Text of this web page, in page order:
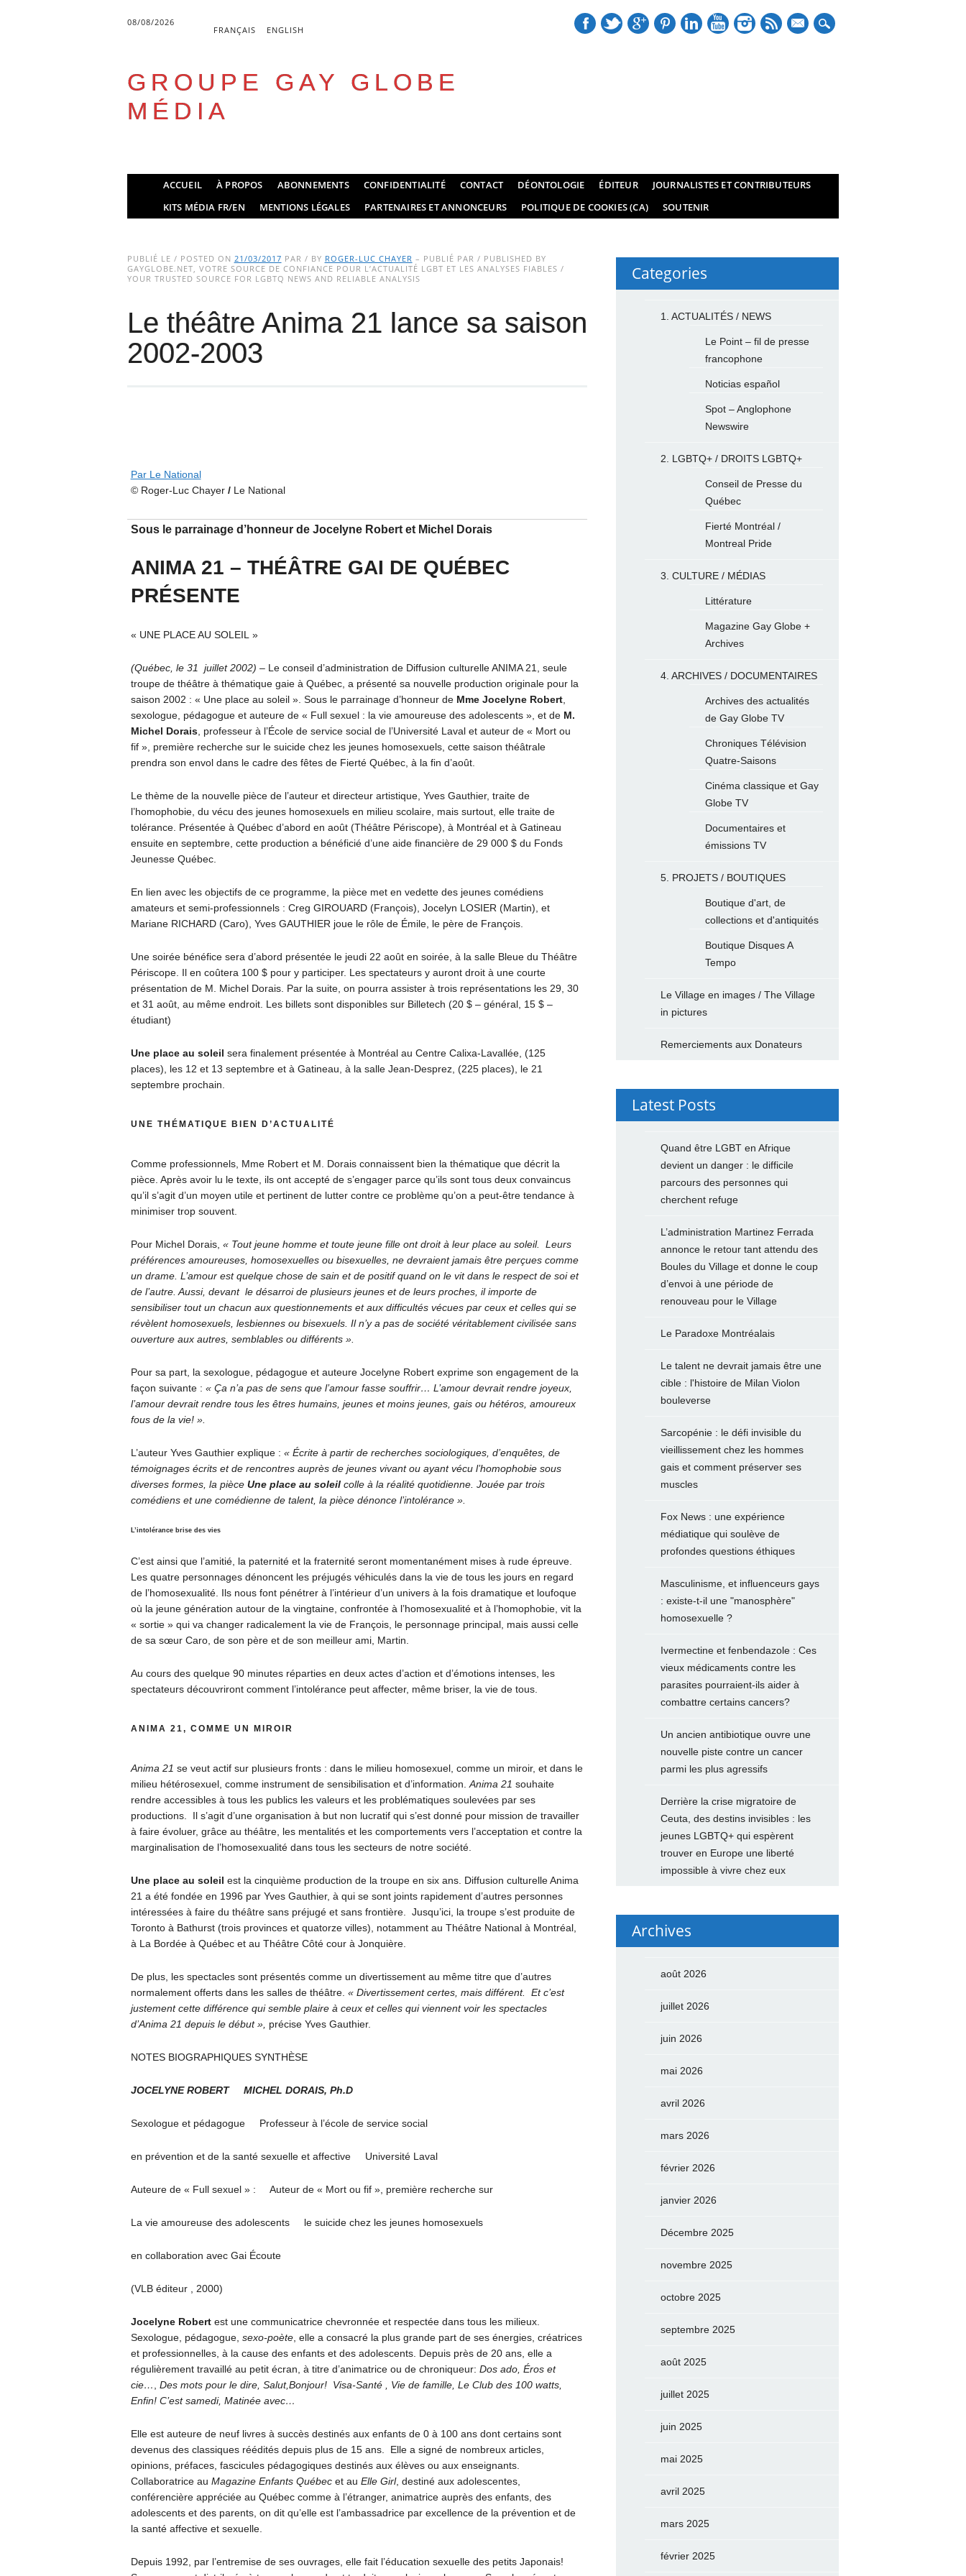
08/08/2026
FRANÇAIS ENGLISH
mail
GROUPE GAY GLOBE
MÉDIA
Main menu
ACCUEIL À PROPOS ABONNEMENTS CONFIDENTIALITÉ CONTACT DÉONTOLOGIE ÉDITEUR
JOURNALISTES ET CONTRIBUTEURS
KITS MÉDIA FR/EN
MENTIONS LÉGALES PARTENAIRES ET ANNONCEURS POLITIQUE DE COOKIES (CA) SOUTENIR
PUBLIÉ LE / POSTED ON 21/03/2017 PAR / BY ROGER-LUC CHAYER – PUBLIÉ PAR / PUBLISHED BY
GAYGLOBE.NET, VOTRE SOURCE DE CONFIANCE POUR L’ACTUALITÉ LGBT ET LES ANALYSES FIABLES /
YOUR TRUSTED SOURCE FOR LGBTQ NEWS AND RELIABLE ANALYSIS
Le théâtre Anima 21 lance sa saison
2002-2003
Par Le National
© Roger-Luc Chayer/Le National
Sous le parrainage d’honneur de Jocelyne Robert et Michel Dorais
ANIMA 21 – THÉÂTRE GAI DE QUÉBEC
PRÉSENTE
« UNE PLACE AU SOLEIL »
(Québec, le 31 juillet 2002) – Le conseil d’administration de Diffusion culturelle ANIMA 21, seule
troupe de théâtre à thématique gaie à Québec, a présenté sa nouvelle production originale pour la
saison 2002 : « Une place au soleil ». Sous le parrainage d’honneur de Mme Jocelyne Robert,
sexologue, pédagogue et auteure de « Full sexuel : la vie amoureuse des adolescents », et de M.
Michel Dorais, professeur à l’École de service social de l’Université Laval et auteur de « Mort ou
fif », première recherche sur le suicide chez les jeunes homosexuels, cette saison théâtrale
prendra son envol dans le cadre des fêtes de Fierté Québec, à la fin d’août.
Le thème de la nouvelle pièce de l’auteur et directeur artistique, Yves Gauthier, traite de
l’homophobie, du vécu des jeunes homosexuels en milieu scolaire, mais surtout, elle traite de
tolérance. Présentée à Québec d’abord en août (Théâtre Périscope), à Montréal et à Gatineau
ensuite en septembre, cette production a bénéficié d’une aide financière de 29 000 $ du Fonds
Jeunesse Québec.
En lien avec les objectifs de ce programme, la pièce met en vedette des jeunes comédiens
amateurs et semi-professionnels : Creg GIROUARD (François), Jocelyn LOSIER (Martin), et
Mariane RICHARD (Caro), Yves GAUTHIER joue le rôle de Émile, le père de François.
Une soirée bénéfice sera d’abord présentée le jeudi 22 août en soirée, à la salle Bleue du Théâtre
Périscope. Il en coûtera 100 $ pour y participer. Les spectateurs y auront droit à une courte
présentation de M. Michel Dorais. Par la suite, on pourra assister à trois représentations les 29, 30
et 31 août, au même endroit. Les billets sont disponibles sur Billetech (20 $ – général, 15 $ –
étudiant)
Une place au soleil sera finalement présentée à Montréal au Centre Calixa-Lavallée, (125
places), les 12 et 13 septembre et à Gatineau, à la salle Jean-Desprez, (225 places), le 21
septembre prochain.
UNE THÉMATIQUE BIEN D’ACTUALITÉ
Comme professionnels, Mme Robert et M. Dorais connaissent bien la thématique que décrit la
pièce. Après avoir lu le texte, ils ont accepté de s’engager parce qu’ils sont tous deux convaincus
qu’il s’agit d’un moyen utile et pertinent de lutter contre ce problème qu’on a peut-être tendance à
minimiser trop souvent.
Pour Michel Dorais, « Tout jeune homme et toute jeune fille ont droit à leur place au soleil. Leurs
préférences amoureuses, homosexuelles ou bisexuelles, ne devraient jamais être perçues comme
un drame. L’amour est quelque chose de sain et de positif quand on le vit dans le respect de soi et
de l’autre. Aussi, devant le désarroi de plusieurs jeunes et de leurs proches, il importe de
sensibiliser tout un chacun aux questionnements et aux difficultés vécues par ceux et celles qui se
révèlent homosexuels, lesbiennes ou bisexuels. Il n’y a pas de société véritablement civilisée sans
ouverture aux autres, semblables ou différents ».
Pour sa part, la sexologue, pédagogue et auteure Jocelyne Robert exprime son engagement de la
façon suivante : « Ça n’a pas de sens que l’amour fasse souffrir… L’amour devrait rendre joyeux,
l’amour devrait rendre tous les êtres humains, jeunes et moins jeunes, gais ou hétéros, amoureux
fous de la vie! ».
L’auteur Yves Gauthier explique : « Écrite à partir de recherches sociologiques, d’enquêtes, de
témoignages écrits et de rencontres auprès de jeunes vivant ou ayant vécu l’homophobie sous
diverses formes, la pièce Une place au soleil colle à la réalité quotidienne. Jouée par trois
comédiens et une comédienne de talent, la pièce dénonce l’intolérance ».
L’intolérance brise des vies
C’est ainsi que l’amitié, la paternité et la fraternité seront momentanément mises à rude épreuve.
Les quatre personnages dénoncent les préjugés véhiculés dans la vie de tous les jours en regard
de l’homosexualité. Ils nous font pénétrer à l’intérieur d’un univers à la fois dramatique et loufoque
où la jeune génération autour de la vingtaine, confrontée à l’homosexualité et à l’homophobie, vit la
« sortie » qui va changer radicalement la vie de François, le personnage principal, mais aussi celle
de sa sœur Caro, de son père et de son meilleur ami, Martin.
Au cours des quelque 90 minutes réparties en deux actes d’action et d’émotions intenses, les
spectateurs découvriront comment l’intolérance peut affecter, même briser, la vie de tous.
ANIMA 21, COMME UN MIROIR
Anima 21 se veut actif sur plusieurs fronts : dans le milieu homosexuel, comme un miroir, et dans le
milieu hétérosexuel, comme instrument de sensibilisation et d’information. Anima 21 souhaite
rendre accessibles à tous les publics les valeurs et les problématiques soulevées par ses
productions. Il s’agit d’une organisation à but non lucratif qui s’est donné pour mission de travailler
à faire évoluer, grâce au théâtre, les mentalités et les comportements vers l’acceptation et contre la
marginalisation de l’homosexualité dans tous les secteurs de notre société.
Une place au soleil est la cinquième production de la troupe en six ans. Diffusion culturelle Anima
21 a été fondée en 1996 par Yves Gauthier, à qui se sont joints rapidement d’autres personnes
intéressées à faire du théâtre sans préjugé et sans frontière. Jusqu’ici, la troupe s’est produite de
Toronto à Bathurst (trois provinces et quatorze villes), notamment au Théâtre National à Montréal,
à La Bordée à Québec et au Théâtre Côté cour à Jonquière.
De plus, les spectacles sont présentés comme un divertissement au même titre que d’autres
normalement offerts dans les salles de théâtre. « Divertissement certes, mais différent. Et c’est
justement cette différence qui semble plaire à ceux et celles qui viennent voir les spectacles
d’Anima 21 depuis le début », précise Yves Gauthier.
NOTES BIOGRAPHIQUES SYNTHÈSE
JOCELYNE ROBERT MICHEL DORAIS, Ph.D
Sexologue et pédagogue Professeur à l’école de service social
en prévention et de la santé sexuelle et affective Université Laval
Auteure de « Full sexuel » : Auteur de « Mort ou fif », première recherche sur
La vie amoureuse des adolescents le suicide chez les jeunes homosexuels
en collaboration avec Gai Écoute
(VLB éditeur , 2000)
Jocelyne Robertest une communicatrice chevronnée et respectée dans tous les milieux.
Sexologue, pédagogue, sexo-poète, elle a consacré la plus grande part de ses énergies, créatrices
et professionnelles, à la cause des enfants et des adolescents. Depuis près de 20 ans, elle a
régulièrement travaillé au petit écran, à titre d’animatrice ou de chroniqueur: Dos ado, Éros et
cie…
Des mots pour le dire, Salut,Bonjour! Visa-Santé , Vie de famille, Le Club des 100 watts,
Enfin! C’est samedi, Matinée avec…
Elle est auteure de neuf livres à succès destinés aux enfants de 0 à 100 ans dont certains sont
devenus des classiques réédités depuis plus de 15 ans. Elle a signé de nombreux articles,
opinions, préfaces, fascicules pédagogiques destinés aux élèves ou aux enseignants.
Collaboratrice au Magazine Enfants Québecet au Elle Girl, destiné aux adolescentes,
conférencière appréciée au Québec comme à l’étranger, animatrice auprès des enfants, des
adolescents et des parents, on dit qu’elle est l’ambassadrice par excellence de la prévention et de
la santé affective et sexuelle.
Depuis 1992, par l’entremise de ses ouvrages, elle fait l’éducation sexuelle des petits Japonais!
Categories
1. ACTUALITÉS / NEWS
Le Point – fil de presse
francophone
Noticias español
Spot – Anglophone
Newswire
2. LGBTQ+ / DROITS LGBTQ+
Conseil de Presse du
Québec
Fierté Montréal /
Montreal Pride
3. CULTURE / MÉDIAS
Littérature
Magazine Gay Globe +
Archives
4. ARCHIVES / DOCUMENTAIRES
Archives des actualités
de Gay Globe TV
Chroniques Télévision
Quatre-Saisons
Cinéma classique et Gay
Globe TV
Documentaires et
émissions TV
5. PROJETS / BOUTIQUES
Boutique d'art, de
collections et d'antiquités
Boutique Disques A
Tempo
Le Village en images / The Village
in pictures
Remerciements aux Donateurs
Latest Posts
Quand être LGBT en Afrique
devient un danger : le difficile
parcours des personnes qui
cherchent refuge
L’administration Martinez Ferrada
annonce le retour tant attendu des
Boules du Village et donne le coup
d’envoi à une période de
renouveau pour le Village
Le Paradoxe Montréalais
Le talent ne devrait jamais être une
cible : l'histoire de Milan Violon
bouleverse
Sarcopénie : le défi invisible du
vieillissement chez les hommes
gais et comment préserver ses
muscles
Fox News : une expérience
médiatique qui soulève de
profondes questions éthiques
Masculinisme, et influenceurs gays
: existe-t-il une "manosphère"
homosexuelle ?
Ivermectine et fenbendazole : Ces
vieux médicaments contre les
parasites pourraient-ils aider à
combattre certains cancers?
Un ancien antibiotique ouvre une
nouvelle piste contre un cancer
parmi les plus agressifs
Derrière la crise migratoire de
Ceuta, des destins invisibles : les
jeunes LGBTQ+ qui espèrent
trouver en Europe une liberté
impossible à vivre chez eux
Archives
août 2026
juillet 2026
juin 2026
mai 2026
avril 2026
mars 2026
février 2026
janvier 2026
Décembre 2025
novembre 2025
octobre 2025
septembre 2025
août 2025
juillet 2025
juin 2025
mai 2025
avril 2025
mars 2025
février 2025